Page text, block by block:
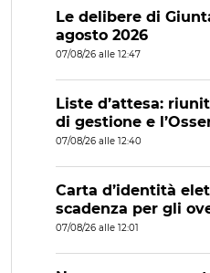
Le delibere di
agosto 2026
07/08/26 alle 12:47
Liste d’attesa:
di gestione e
07/08/26 alle 12:40
Carta d’identità
scadenza per gli
07/08/26 alle 12:01